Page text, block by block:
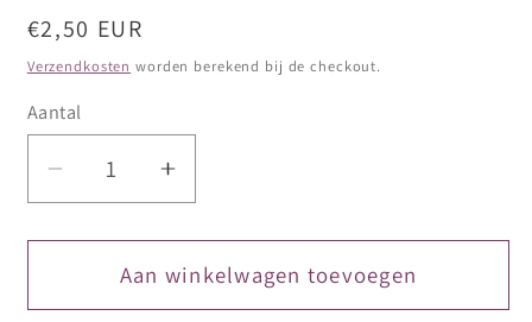
Normale
prijs
€2,50 EUR
Verzendkosten worden berekend bij de checkout.
Aantal
Aantal
verlagen
voor
Leaves
hologram
Aantal
verhogen
voor
Leaves
hologram
Aan winkelwagen toevoegen